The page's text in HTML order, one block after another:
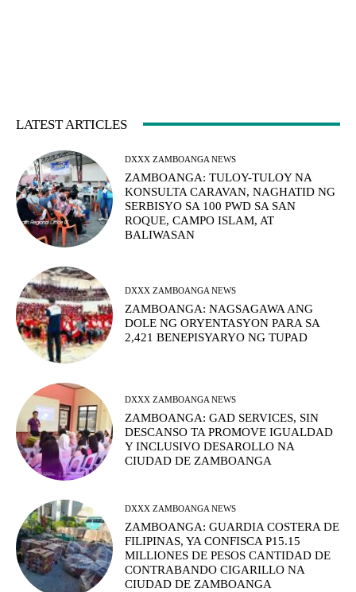
LATEST ARTICLES
DXXX ZAMBOANGA NEWS
ZAMBOANGA: TULOY-TULOY NA
KONSULTA CARAVAN, NAGHATID NG
SERBISYO SA 100 PWD SA SAN
ROQUE, CAMPO ISLAM, AT
BALIWASAN
DXXX ZAMBOANGA NEWS
ZAMBOANGA: NAGSAGAWA ANG
DOLE NG ORYENTASYON PARA SA
2,421 BENEPISYARYO NG TUPAD
DXXX ZAMBOANGA NEWS
ZAMBOANGA: GAD SERVICES, SIN
DESCANSO TA PROMOVE IGUALDAD
Y INCLUSIVO DESAROLLO NA
CIUDAD DE ZAMBOANGA
DXXX ZAMBOANGA NEWS
ZAMBOANGA: GUARDIA COSTERA DE
FILIPINAS, YA CONFISCA P15.15
MILLIONES DE PESOS CANTIDAD DE
CONTRABANDO CIGARILLO NA
CIUDAD DE ZAMBOANGA